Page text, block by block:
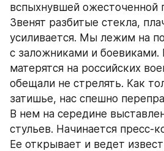
вспыхнувшей ожесточенной
Звенят разбитые стекла,
усиливается. Мы лежим на
с заложниками и
матерятся на российских
обещали не стрелять. Как
затишье, нас спешно
В нем на середине
стульев. Начинается пресс-
Ее открывает и ведет